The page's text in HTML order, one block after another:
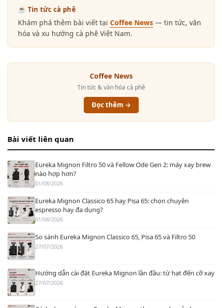
☕ Tin tức cà phê
Khám phá thêm bài viết tại Coffee News — tin tức, văn
hóa và xu hướng cà phê Việt Nam.
Coffee News
Tin tức & văn hóa cà phê
Đọc thêm →
Bài viết liên quan
Eureka Mignon Filtro 50 và Fellow Ode Gen 2: máy xay brew
nào hợp hơn?
01/08/2026
Eureka Mignon Classico 65 hay Pisa 65: chọn chuyên
espresso hay đa dụng?
01/08/2026
So sánh Eureka Mignon Classico 65, Pisa 65 và Filtro 50
27/07/2026
Hướng dẫn cài đặt Eureka Mignon lần đầu: từ hạt đến cỡ xay
27/07/2026